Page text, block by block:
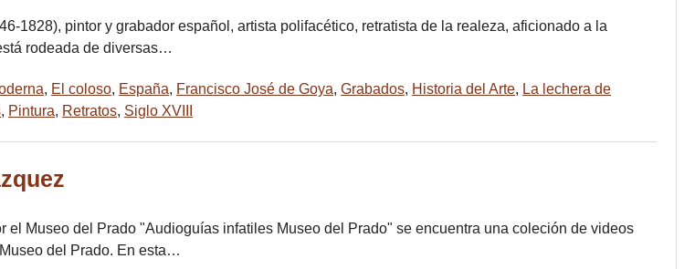
1828), pintor y grabador español, artista polifacético, retratista de la realeza, aficionado a la
rodeada de diversas…
, El coloso, España, Francisco José de Goya, Grabados, Historia del Arte, La lechera de
, Pintura, Retratos, Siglo XVIII
Museo del Prado "Audioguías infatiles Museo del Prado" se encuentra una coleción de videos
del Prado. En esta…